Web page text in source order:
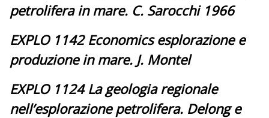
petrolifera in mare. C. Sarocchi 1966
EXPLO 1142 Economics esplorazione e
produzione in mare. J. Montel
EXPLO 1124 La geologia regionale
nell’esplorazione petrolifera. Delong e